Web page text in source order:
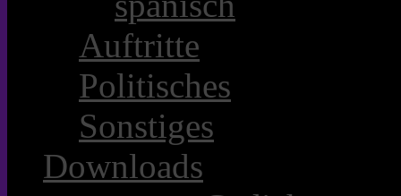
Auftritte
Politisches
Sonstiges
Downloads